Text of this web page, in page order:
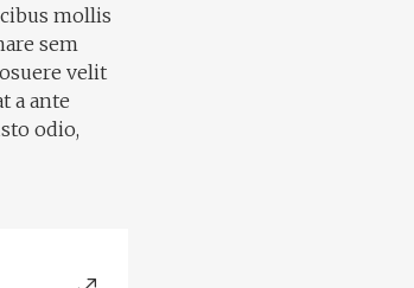
mollis
sem
velit
a ante
odio,